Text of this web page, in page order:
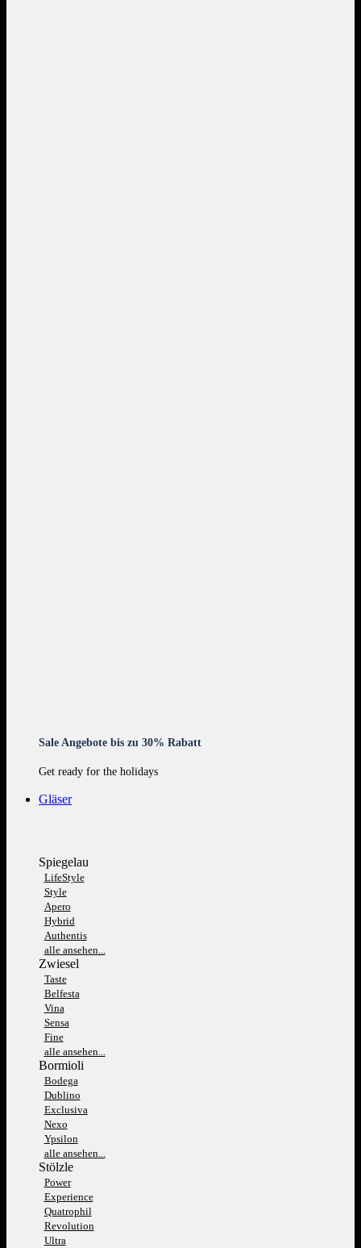
Sale Angebote bis zu 30% Rabatt
Get ready for the holidays
Gläser
Spiegelau
LifeStyle
Style
Apero
Hybrid
Authentis
alle ansehen...
Zwiesel
Taste
Belfesta
Vina
Sensa
Fine
alle ansehen...
Bormioli
Bodega
Dublino
Exclusiva
Nexo
Ypsilon
alle ansehen...
Stölzle
Power
Experience
Quatrophil
Revolution
Ultra